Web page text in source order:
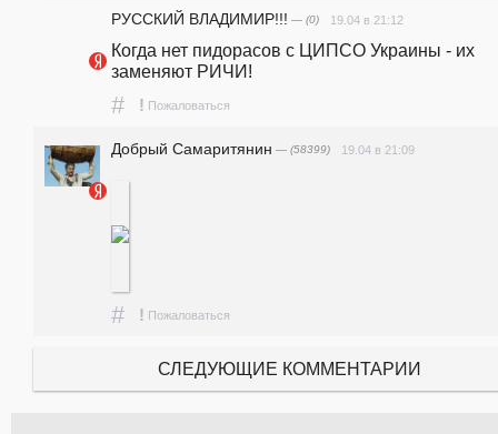
РУССКИЙ ВЛАДИМИР!!! — (0) 19.04 в 21:12
Когда нет пидорасов с ЦИПСО Украины - их
заменяют РИЧИ!
# ! Пожаловаться
Добрый Самаритянин — (58399) 19.04 в 21:09
# ! Пожаловаться
СЛЕДУЮЩИЕ КОММЕНТАРИИ